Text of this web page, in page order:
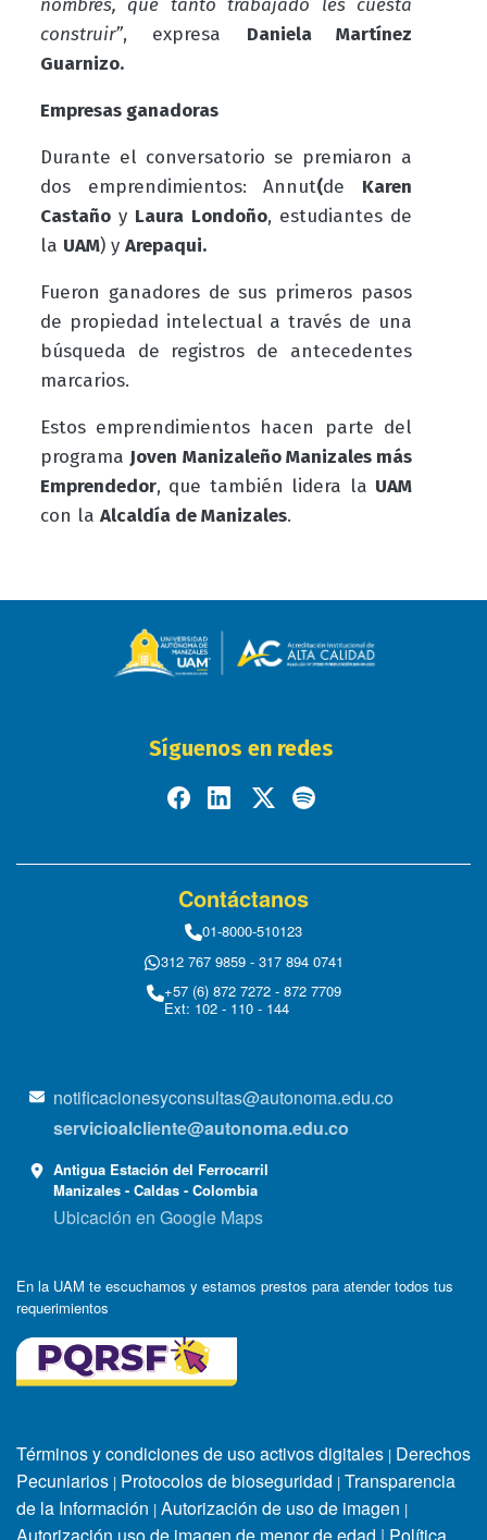
nombres, que tanto trabajado les cuesta
construir”, expresa Daniela Martínez
Guarnizo.
Empresas ganadoras
Durante el conversatorio se premiaron a
dos emprendimientos:Annut(de Karen
Castañoy Laura Londoño, estudiantes de
la UAM) y Arepaqui.
Fueron ganadores de sus primeros pasos
de propiedad intelectual a través de una
búsqueda de registros de antecedentes
marcarios.
Estos emprendimientos hacen parte del
programa Joven Manizaleño Manizales más
Emprendedor, que también lidera la UAM
con la Alcaldía de Manizales.
Síguenos en redes
Contáctanos
01-8000-510123
312 767 9859 - 317 894 0741
+57 (6) 872 7272 - 872 7709
Ext: 102 - 110 - 144
notificacionesyconsultas@autonoma.edu.co
servicioalcliente@autonoma.edu.co
Antigua Estación del Ferrocarril
Manizales - Caldas - Colombia
Ubicación en Google Maps
En la UAM te escuchamos y estamos prestos para atender todos tus
requerimientos
Términos y condiciones de uso activos digitales | Derechos
Pecuniarios | Protocolos de bioseguridad | Transparencia
de la Información | Autorización de uso de imagen |